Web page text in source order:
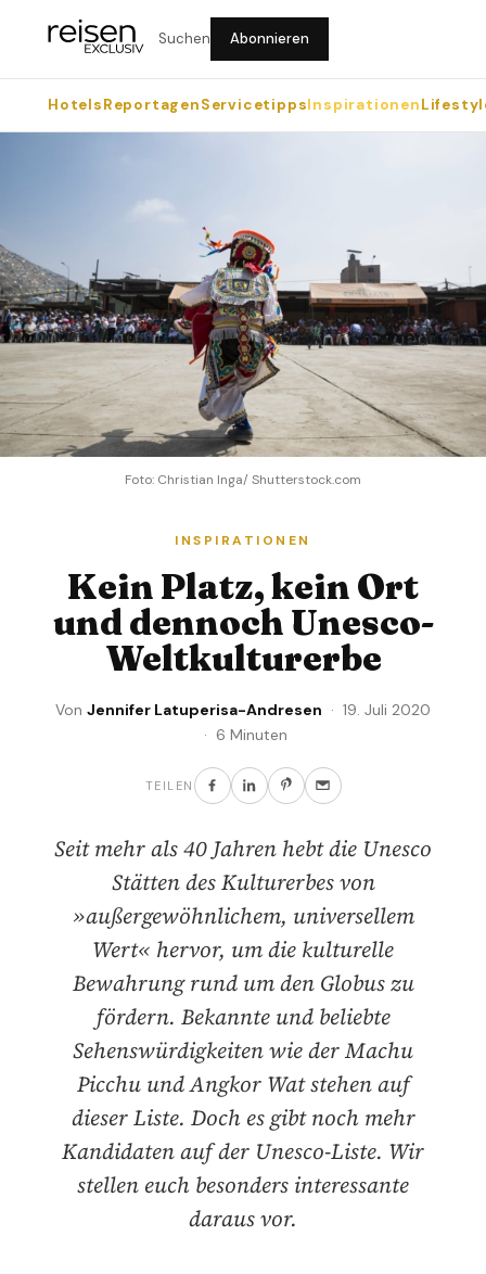
Suchen Abonnieren
HotelsReportagenServicetippsInspirationen
Foto: Christian Inga/ Shutterstock.com
INSPIRATIONEN
Kein Platz, kein Ort
und dennoch Unesco-
Weltkulturerbe
Von Jennifer Latuperisa-Andresen · 19. Juli 2020
· 6 Minuten
TEILEN
Seit mehr als 40 Jahren hebt die Unesco
Stätten des Kulturerbes von
»außergewöhnlichem, universellem
Wert« hervor, um die kulturelle
Bewahrung rund um den Globus zu
fördern. Bekannte und beliebte
Sehenswürdigkeiten wie der Machu
Picchu und Angkor Wat stehen auf
dieser Liste. Doch es gibt noch mehr
Kandidaten auf der Unesco-Liste. Wir
stellen euch besonders interessante
daraus vor.